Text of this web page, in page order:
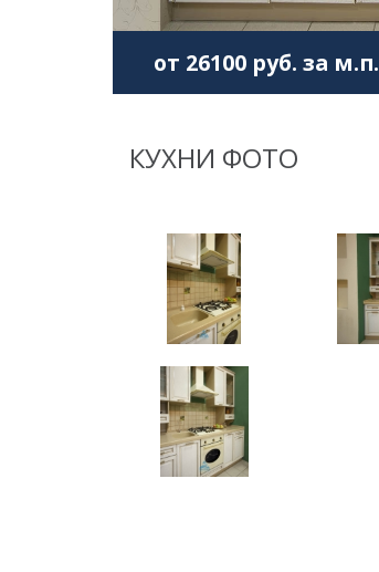
от 26100 руб. за м.п.
КУХНИ ФОТО